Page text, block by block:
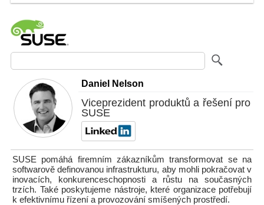
Daniel Nelson
Viceprezident produktů a řešení pro
SUSE
SUSE pomáhá firemním zákazníkům transformovat se na
softwarově definovanou infrastrukturu, aby mohli pokračovat v
inovacích, konkurenceschopnosti a růstu na současných
trzích. Také poskytujeme nástroje, které organizace potřebují
k efektivnímu řízení a provozování smíšených prostředí.